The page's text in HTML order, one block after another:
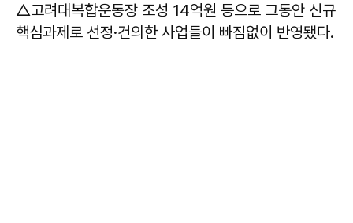
△고려대복합운동장 조성 14억원 등으로 그동안 신규
핵심과제로 선정·건의한 사업들이 빠짐없이 반영됐다.